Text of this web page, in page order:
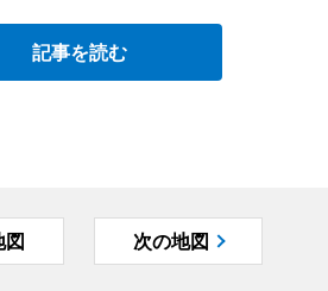
記事を読む
図 次の地図